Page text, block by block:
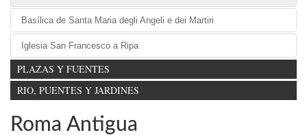
Basílica de Santa Maria degli Angeli e dei Martiri
Iglesia San Francesco a Ripa
PLAZAS Y FUENTES
RIO, PUENTES Y JARDINES
Roma Antigua